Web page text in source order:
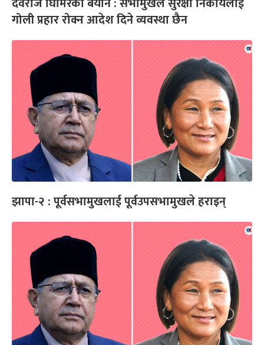
गोली प्रहार रोक्न आदेश दिने व्यवस्था छैन
झापा-२ : पूर्वसभामुखलाई पूर्वउपसभामुखले हराइन्